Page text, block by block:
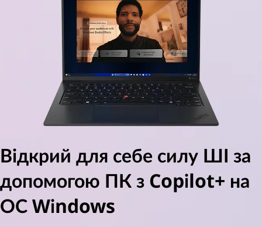
Відкрий для себе силу ШІ за
допомогою ПК з Copilot+ на
ОС Windows